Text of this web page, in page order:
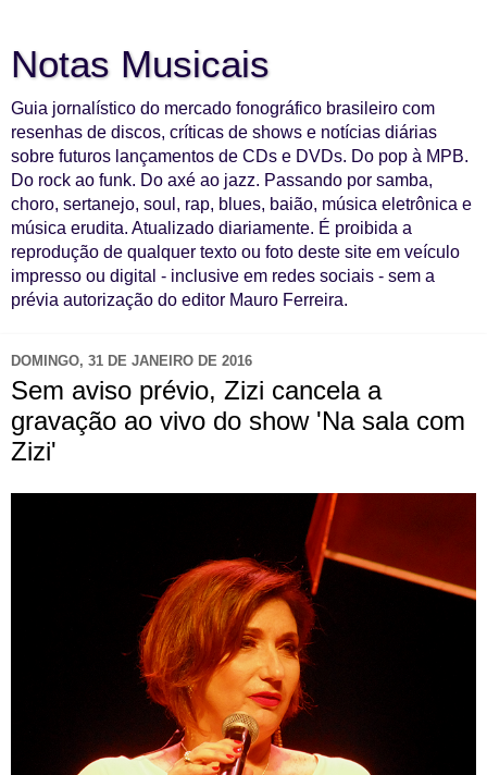
Notas Musicais
Guia jornalístico do mercado fonográfico brasileiro com
resenhas de discos, críticas de shows e notícias diárias
sobre futuros lançamentos de CDs e DVDs. Do pop à MPB.
Do rock ao funk. Do axé ao jazz. Passando por samba,
choro, sertanejo, soul, rap, blues, baião, música eletrônica e
música erudita. Atualizado diariamente. É proibida a
reprodução de qualquer texto ou foto deste site em veículo
impresso ou digital - inclusive em redes sociais - sem a
prévia autorização do editor Mauro Ferreira.
DOMINGO, 31 DE JANEIRO DE 2016
Sem aviso prévio, Zizi cancela a
gravação ao vivo do show 'Na sala com
Zizi'